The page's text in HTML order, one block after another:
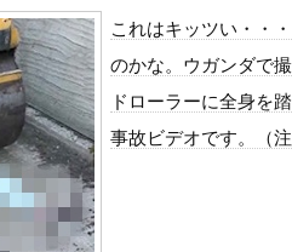
と乱交した話
Amazonでなんと全巻100円ｗｗｗｗｗｗ
地元民「公式発表より死者多い！」中国政
及「なぜ負けたのか」
ぶり史上最大級の火山の兆し＝韓国の反応
上に物を投げるフリをする → 猫はこうなり
』60話感想 氷上のバトル！レグルスの権能
これはキッツい・・
のかな。ウガンダで
ドローラーに全身を
事故ビデオです。（注